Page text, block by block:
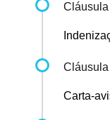
Cláusula
Carta-